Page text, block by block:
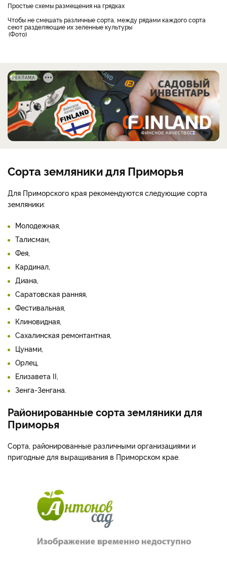
Простые схемы размещения на грядках
Чтобы не смешать различные сорта, между рядами каждого сорта
сеют разделяющие их зеленные культуры
Фото
РЕКЛАМА
Сорта земляники для Приморья
Для Приморского края рекомендуются следующие сорта
земляники:
Молодежная,
Талисман,
Фея,
Кардинал,
Диана,
Саратовская ранняя,
Фестивальная,
Клиновидная,
Сахалинская ремонтантная,
Цунами,
Орлец,
Елизавета II,
Зенга-Зенгана.
Районированные сорта земляники для
Приморья
Сорта, районированные различными организациями и
пригодные для выращивания в Приморском крае.